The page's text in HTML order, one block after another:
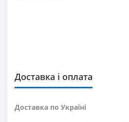
Доставка і оплата
Доставка по Україні